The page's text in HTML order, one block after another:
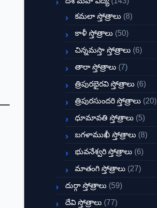
కమలా స్తోత్రాలు (8)
కాళీ స్తోత్రాలు (50)
చిన్నమస్తా స్తోత్రాలు (6)
తారా స్తోత్రాలు (7)
త్రిపురభైరవి స్తోత్రాలు (6)
త్రిపురసుందరి స్తోత్రాలు (20)
ధూమావతి స్తోత్రాలు (5)
బగళాముఖీ స్తోత్రాలు (8)
భువనేశ్వరి స్తోత్రాలు (6)
మాతంగి స్తోత్రాలు (27)
దుర్గా స్తోత్రాలు (59)
దేవి స్తోత్రాలు (77)